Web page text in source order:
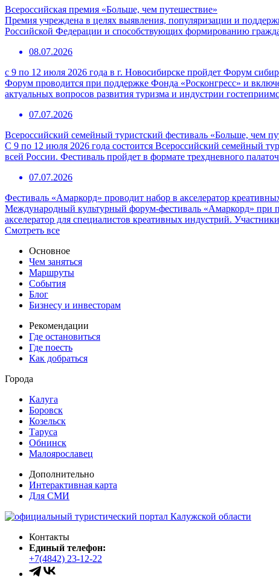
Всероссийская премия «Больше, чем путешествие»
Премия учреждена в целях выявления, популяризации и
Российской Федерации и способствующих формированию
08.07.2026
с 9 по 12 июля 2026 года в г. Новосибирске пройдет Форум
Форум проводится при поддержке Фонда «Росконгресс» и
актуальных вопросов развития туризма и индустрии
07.07.2026
Всероссийский семейный туристский фестиваль «Больше, чем
С 9 по 12 июля 2026 года состоится Всероссийский семейный
всей России. Фестиваль пройдет в формате трехдневного
07.07.2026
Фестиваль «Амаркорд» проводит набор в акселератор
Международный культурный форум-фестиваль «Амаркорд» при
акселератор для специалистов креативных индустрий.
Смотреть все
Основное
Чем заняться
Маршруты
События
Блог
Бизнесу и инвесторам
Рекомендации
Где остановиться
Где поесть
Как добраться
Города
Калуга
Боровск
Козельск
Таруса
Обнинск
Малоярославец
Дополнительно
Интерактивная карта
Для СМИ
Контакты
Единый телефон:
+7(4842) 23-12-22